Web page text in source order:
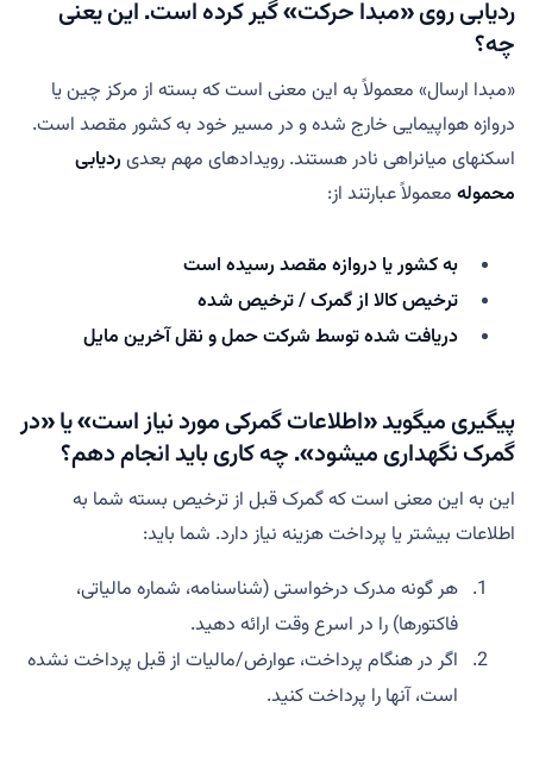
ردیابی روی «مبدا حرکت» گیر کرده است. این یعنی
چه؟
«مبدا ارسال» معمولاً به این معنی است که بسته از مرکز چین یا
دروازه هواپیمایی خارج شده و در مسیر خود به کشور مقصد است.
اسکنهای میانراهی نادر هستند. رویدادهای مهم بعدی ردیابی
محموله معمولاً عبارتند از:
به کشور یا دروازه مقصد رسیده است
ترخیص کالا از گمرک / ترخیص شده
دریافت شده توسط شرکت حمل و نقل آخرین مایل
پیگیری میگوید «اطلاعات گمرکی مورد نیاز است» یا «در
گمرک نگهداری میشود». چه کاری باید انجام دهم؟
این به این معنی است که گمرک قبل از ترخیص بسته شما به
اطلاعات بیشتر یا پرداخت هزینه نیاز دارد. شما باید:
هر گونه مدرک درخواستی (شناسنامه، شماره مالیاتی،
فاکتورها) را در اسرع وقت ارائه دهید.
اگر در هنگام پرداخت، عوارض/مالیات از قبل پرداخت نشده
است، آنها را پرداخت کنید.